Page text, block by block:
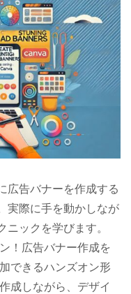
広告バナーを作成する
実際に手を動かしなが
ックを学びます。
！広告バナー作成を
できるハンズオン形
成しながら、デザイ